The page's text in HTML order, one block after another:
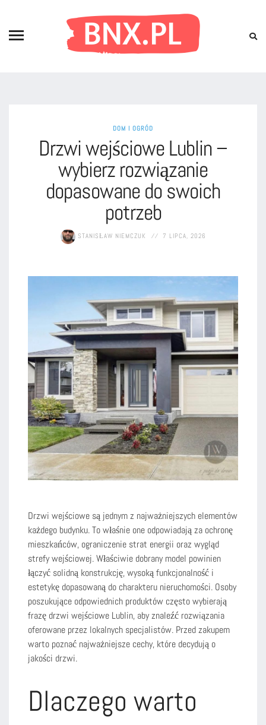
DOM I OGRÓD
Drzwi wejściowe Lublin –
wybierz rozwiązanie
dopasowane do swoich
potrzeb
STANISŁAW NIEMCZUK 7 LIPCA, 2026
Drzwi wejściowe są jednym z najważniejszych elementów
każdego budynku. To właśnie one odpowiadają za ochronę
mieszkańców, ograniczenie strat energii oraz wygląd
strefy wejściowej. Właściwie dobrany model powinien
łączyć solidną konstrukcję, wysoką funkcjonalność i
estetykę dopasowaną do charakteru nieruchomości. Osoby
poszukujące odpowiednich produktów często wybierają
frazę drzwi wejściowe Lublin, aby znaleźć rozwiązania
oferowane przez lokalnych specjalistów. Przed zakupem
warto poznać najważniejsze cechy, które decydują o
jakości drzwi.
Dlaczego warto